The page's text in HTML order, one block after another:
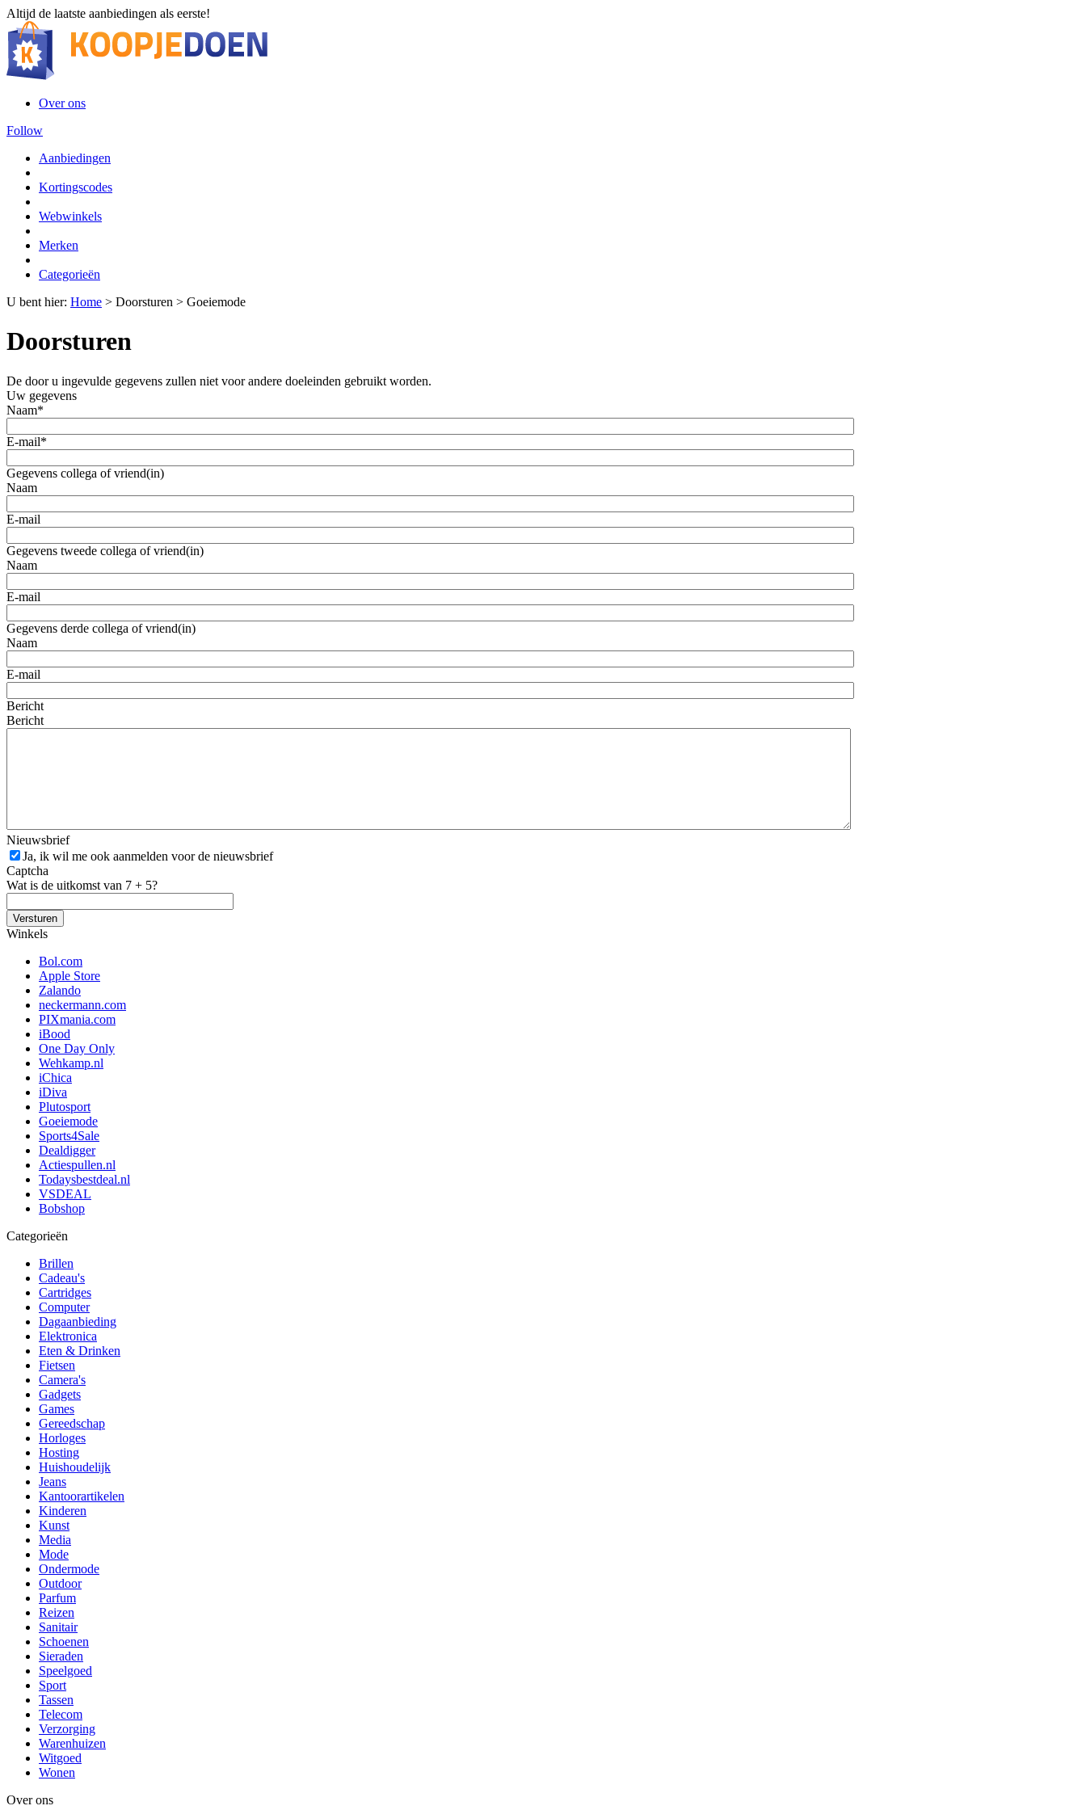
Altijd de laatste aanbiedingen als eerste!
Over ons
Follow
Aanbiedingen
Kortingscodes
Webwinkels
Merken
Categorieën
U bent hier: Home > Doorsturen > Goeiemode
Doorsturen
De door u ingevulde gegevens zullen niet voor andere doeleinden gebruikt worden.
Uw gegevens
Naam*
E-mail*
Gegevens collega of vriend(in)
Naam
E-mail
Gegevens tweede collega of vriend(in)
Naam
E-mail
Gegevens derde collega of vriend(in)
Naam
E-mail
Bericht
Bericht
Nieuwsbrief
Ja, ik wil me ook aanmelden voor de nieuwsbrief
Captcha
Wat is de uitkomst van 7 + 5?
Winkels
Bol.com
Apple Store
Zalando
neckermann.com
PIXmania.com
iBood
One Day Only
Wehkamp.nl
iChica
iDiva
Plutosport
Goeiemode
Sports4Sale
Dealdigger
Actiespullen.nl
Todaysbestdeal.nl
VSDEAL
Bobshop
Categorieën
Brillen
Cadeau's
Cartridges
Computer
Dagaanbieding
Elektronica
Eten & Drinken
Fietsen
Camera's
Gadgets
Games
Gereedschap
Horloges
Hosting
Huishoudelijk
Jeans
Kantoorartikelen
Kinderen
Kunst
Media
Mode
Ondermode
Outdoor
Parfum
Reizen
Sanitair
Schoenen
Sieraden
Speelgoed
Sport
Tassen
Telecom
Verzorging
Warenhuizen
Witgoed
Wonen
Over ons